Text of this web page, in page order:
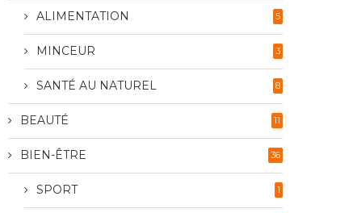
ALIMENTATION 5
MINCEUR 3
SANTÉ AU NATUREL 8
BEAUTÉ 11
BIEN-ÊTRE 36
SPORT 1